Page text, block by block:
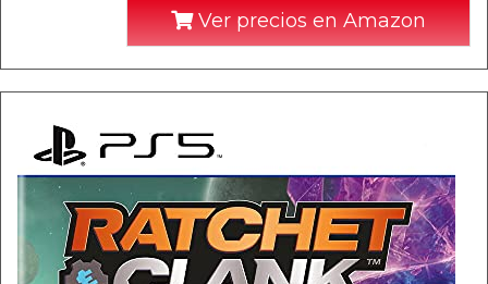
Ver precios en Amazon